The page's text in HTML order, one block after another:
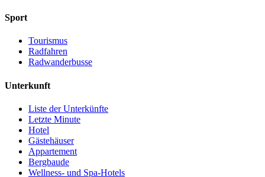
Sport
Tourismus
Radfahren
Radwanderbusse
Unterkunft
Liste der Unterkünfte
Letzte Minute
Hotel
Gästehäuser
Appartement
Bergbaude
Wellness- und Spa-Hotels